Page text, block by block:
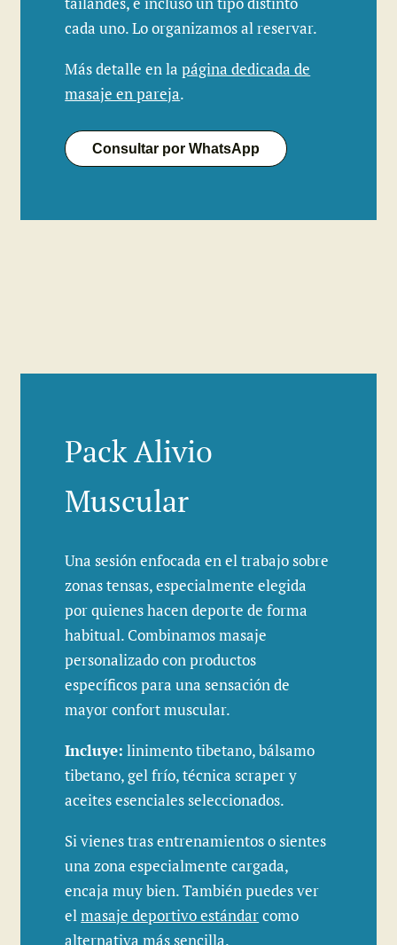
cada uno. Lo organizamos al reservar.
Más detalle en lapágina dedicada de
masaje en pareja.
Consultar por WhatsApp
Pack Alivio
Muscular
Una sesión enfocada en el trabajo sobre
zonas tensas, especialmente elegida
por quienes hacen deporte de forma
habitual. Combinamos masaje
personalizado con productos
específicos para una sensación de
mayor confort muscular.
Incluye: linimento tibetano, bálsamo
tibetano, gel frío, técnica scraper y
aceites esenciales seleccionados.
Si vienes tras entrenamientos o sientes
una zona especialmente cargada,
encaja muy bien. También puedes ver
elmasaje deportivo estándarcomo
alternativa más sencilla.